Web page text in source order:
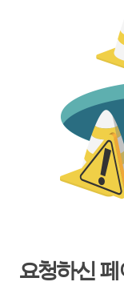
요청하신